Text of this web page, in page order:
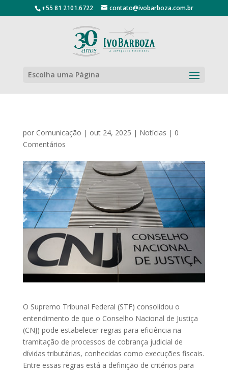
+55 81 2101.6722 contato@ivobarboza.com.br
Escolha uma Página
por Comunicação | out 24, 2025 | Notícias | 0
Comentários
O Supremo Tribunal Federal (STF) consolidou o
entendimento de que o Conselho Nacional de Justiça
(CNJ) pode estabelecer regras para eficiência na
tramitação de processos de cobrança judicial de
dívidas tributárias, conhecidas como execuções fiscais.
Entre essas regras está a definição de critérios para